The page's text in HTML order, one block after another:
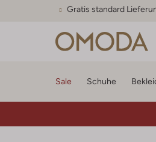
Gratis standard
Sale Schuhe